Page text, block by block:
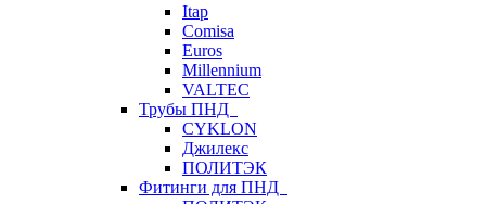
Itap
Comisa
Euros
Millennium
VALTEC
Трубы ПНД
CYKLON
Джилекс
ПОЛИТЭК
Фитинги для ПНД